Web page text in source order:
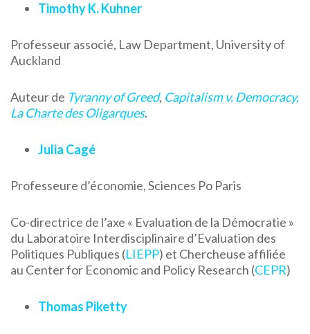
Timothy K. Kuhner
Professeur associé, Law Department, University of
Auckland
Auteur de Tyranny of Greed, Capitalism v. Democracy,
La Charte des Oligarques.
Julia Cagé
Professeure d’économie, Sciences Po Paris
Co-directrice de l’axe « Evaluation de la Démocratie »
du Laboratoire Interdisciplinaire d’Evaluation des
Politiques Publiques (LIEPP) et Chercheuse affiliée
au Center for Economic and Policy Research (CEPR)
Thomas Piketty